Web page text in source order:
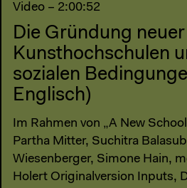
Video – 2:00:52
Die Gründung neuer
Kunsthochschulen
sozialen
Englisch)
Im Rahmen von „A New
Partha Mitter, Suchitra
Wiesenberger, Simone Hain,
Holert Originalversion Inputs,